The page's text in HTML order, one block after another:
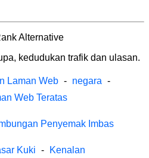
Alternative
kedudukan trafik dan ulasan.
Laman Web - negara -
Web Teratas
Penyemak Imbas
Kuki - Kenalan